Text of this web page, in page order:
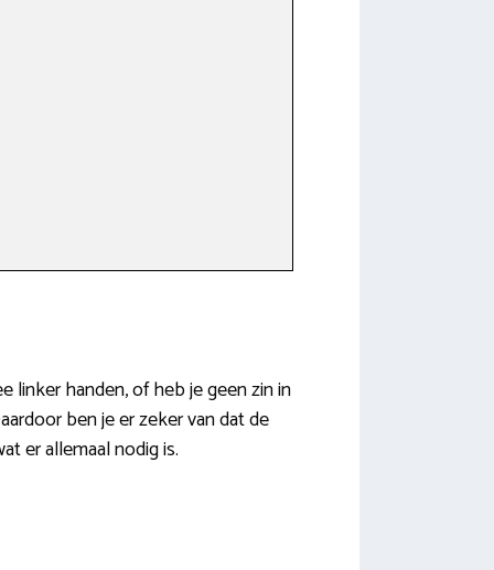
linker handen, of heb je geen zin in
ben je er zeker van dat de
er allemaal nodig is.